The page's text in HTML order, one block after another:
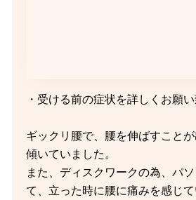
・受ける前の症状を詳しくお願
ギックリ腰で、腰を伸ばすこと
傾いていました。
また、ディスクワークの為、パ
て、立った時に腰に痛みを感じ